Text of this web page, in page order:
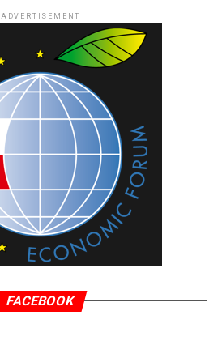
ADVERTISEMENT
FACEBOOK